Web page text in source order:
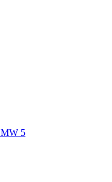
5